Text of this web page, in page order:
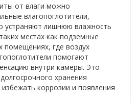
от влаги можно
влагопоглотители,
устраняют лишнюю влажность
местах как подземные
помещениях, где воздух
помогают
внутри камеры. Это
хранения
коррозии и появления